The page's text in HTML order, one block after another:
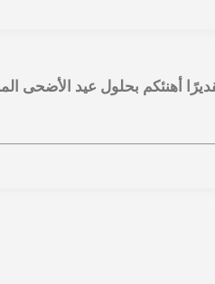
أهنئكم بحلول عيد الأضحى